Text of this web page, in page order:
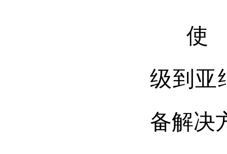
使
级到亚
备解决